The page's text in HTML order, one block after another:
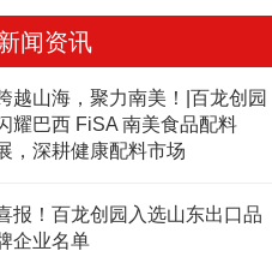
闻资讯
越山海，聚力南美！|百龙创园
耀巴西 FiSA 南美食品配料
，深耕健康配料市场
报！百龙创园入选山东出口品
企业名单